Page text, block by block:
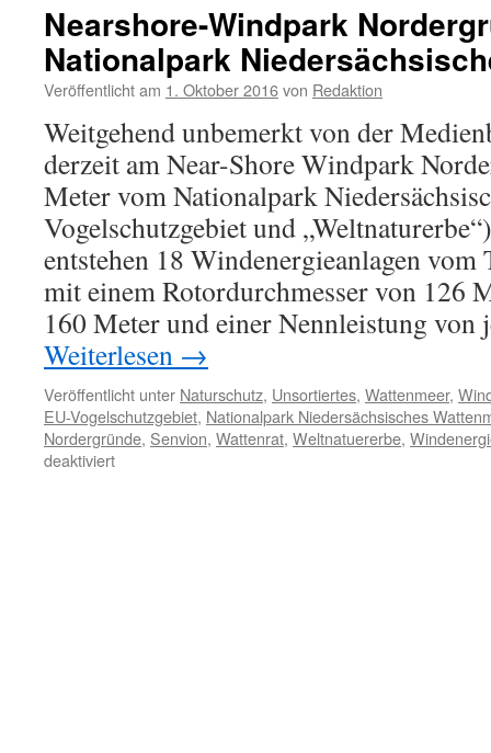
Nearshore-Windpark
Nationalpark
Veröffentlicht am 1. Oktober 2016von Redaktion
Weitgehend unbemerkt von der
derzeit am Near-Shore Windpark
Meter vom Nationalpark
Vogelschutzgebiet und
entstehen 18 Windenergieanlagen
mit einem Rotordurchmesser von 126
160 Meter und einer Nennleistung von
Weiterlesen →
Veröffentlicht unter Naturschutz, Unsortiertes, Wattenmeer,
EU-Vogelschutzgebiet, Nationalpark Niedersächsisches
Nordergründe, Senvion, Wattenrat, Weltnatuererbe,
deaktiviertfür